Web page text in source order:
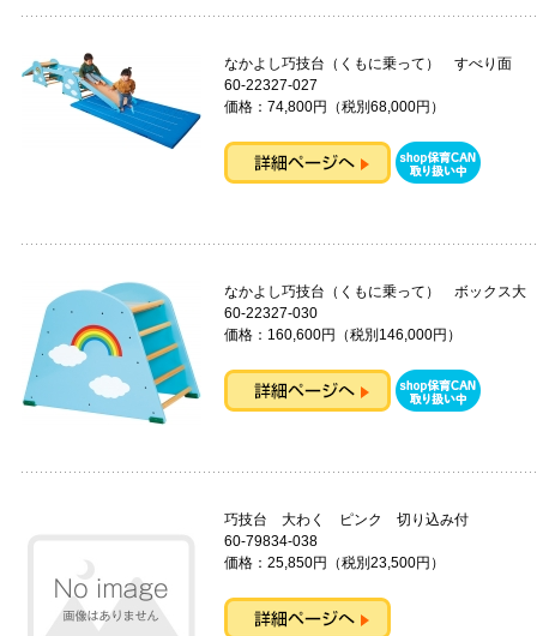
なかよし巧技台（くもに乗って） すべり面
60-22327-027
価格：74,800円（税別68,000円）
なかよし巧技台（くもに乗って） ボックス大
60-22327-030
価格：160,600円（税別146,000円）
巧技台 大わく ピンク 切り込
60-79834-038
価格：25,850円（税別23,500円）